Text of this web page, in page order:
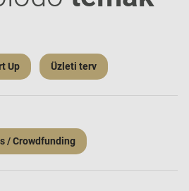
Up Üzleti terv
/ Crowdfunding